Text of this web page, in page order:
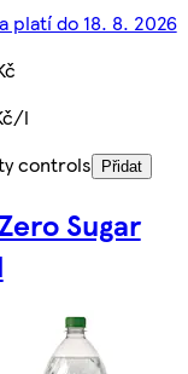
platí do 18. 8. 2026
l
controls
Přidat
Sugar